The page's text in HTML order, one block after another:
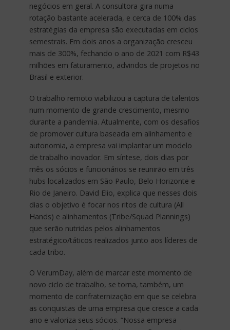
negócios em geral. A consultora gira numa
rotação bastante acelerada, e cerca de 100% das
estratégias da empresa são executadas em ciclos
semestrais. Em dois anos a organização cresceu
mais de 300%, fechando o ano de 2021 com R$43
milhões em faturamento, advindos de projetos no
Brasil e exterior.
O trabalho remoto viabilizou a captura de talentos
num momento de grande crescimento, mesmo
durante a pandemia. Atualmente, com os desafios
de promover cultura baseada em alinhamento e
autonomia, a empresa vai implantar um modelo
de trabalho inovador. Em síntese, dois dias por
mês os sócios e funcionários se reunirão em três
hubs localizados em São Paulo, Belo Horizonte e
Rio de Janeiro. David Elio, explica que nesses dois
dias o objetivo é focar nos ritos de cultura (All
Hands) e alinhamentos (Tribe/Squad Plannings)
que serão nutridas pelos alinhamentos
estratégico/táticos realizados junto aos líderes de
cada tribo.
O VerumDay, além de marcar este momento de
novo ciclo de trabalho, se torna, também, um
momento de confraternização em que se celebra
as conquistas de uma empresa que cresce a cada
ano e valoriza seus sócios. “Nossa empresa